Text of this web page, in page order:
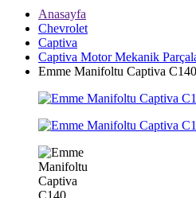
Anasayfa
Chevrolet
Captiva
Captiva Motor Mekanik
Emme Manifoltu Captiva